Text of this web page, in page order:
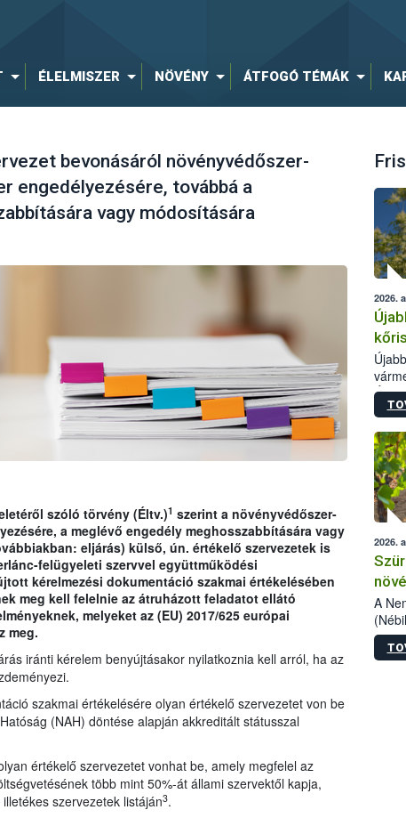
ÉLELMISZER NÖVÉNY ÁTFOGÓ TÉMÁK
bevonásáról növényvédőszer-
engedélyezésére, továbbá a
vagy módosítására
szóló törvény (Éltv.)1 szerint a növényvédőszer-
a meglévő engedély meghosszabbítására vagy
eljárás) külső, ún. értékelő szervezetek is
felügyeleti szervvel együttműködési
kérelmezési dokumentáció szakmai értékelésében
meg kell felelnie az átruházott feladatot ellátó
melyeket az (EU) 2017/625 európai
meg.
iránti kérelem benyújtásakor nyilatkoznia kell arról, ha az
szakmai értékelésére olyan értékelő szervezetet von be
(NAH) döntése alapján akkreditált státusszal
értékelő szervezetet vonhat be, amely megfelel az
több mint 50%-át állami szervektől kapja,
szervezetek listáján3.
2026.
2026.
A